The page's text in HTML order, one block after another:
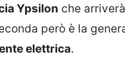
Ypsilon che
però è la
elettrica.